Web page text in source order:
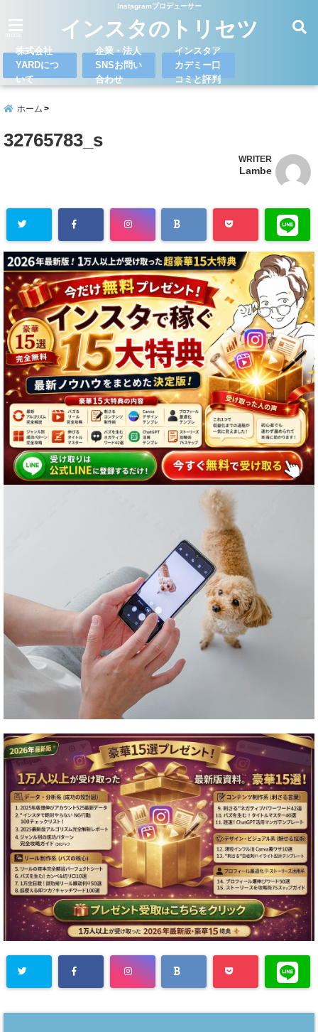
Instagramプロデューサー
インスタのトリセツ
株式会社
YARDにつ
いて
企業・法人
SNSお問い
合わせ
インスタア
カデミー口
コミと評判
ホーム
32765783_s
WRITER
Lambe